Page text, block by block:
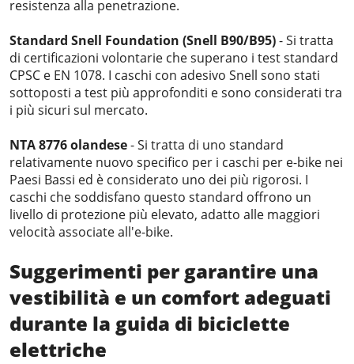
resistenza alla penetrazione.
Standard Snell Foundation (Snell B90/B95)- Si tratta
di certificazioni volontarie che superano i test standard
CPSC e EN 1078. I caschi con adesivo Snell sono stati
sottoposti a test più approfonditi e sono considerati tra
i più sicuri sul mercato.
NTA 8776 olandese- Si tratta di uno standard
relativamente nuovo specifico per i caschi per e-bike nei
Paesi Bassi ed è considerato uno dei più rigorosi. I
caschi che soddisfano questo standard offrono un
livello di protezione più elevato, adatto alle maggiori
velocità associate all'e-bike.
Suggerimenti per garantire una
vestibilità e un comfort adeguati
durante la guida di biciclette
elettriche